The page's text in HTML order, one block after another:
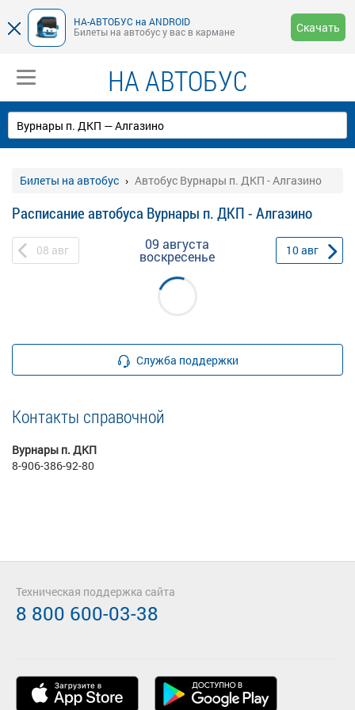
НА-АВТОБУС на ANDROID
Билеты на автобус у вас в кармане
Скачать
НА АВТОБУС
Билеты на автобус Автобус Вурнары п. ДКП - Алгазино
Расписание автобуса Вурнары п. ДКП - Алгазино
08 авг 09 августа
воскресенье 10авг
Служба поддержки
Контакты справочной
Вурнары п. ДКП
8-906-386-92-80
Техническая поддержка сайта
8 800 600-03-38